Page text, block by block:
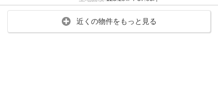
近くの物件をもっと見る